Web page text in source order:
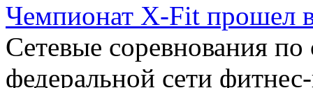
Чемпионат X-Fit прошел
Сетевые соревнования
федеральной сети